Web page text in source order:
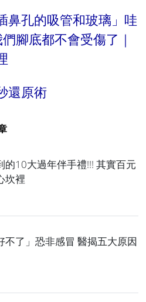
鼻孔的吸管和玻璃」哇
腳底都不會受傷了｜
還原術
的10大過年伴手禮!!! 其實百元
坎裡
不了」恐非感冒 醫揭五大原因